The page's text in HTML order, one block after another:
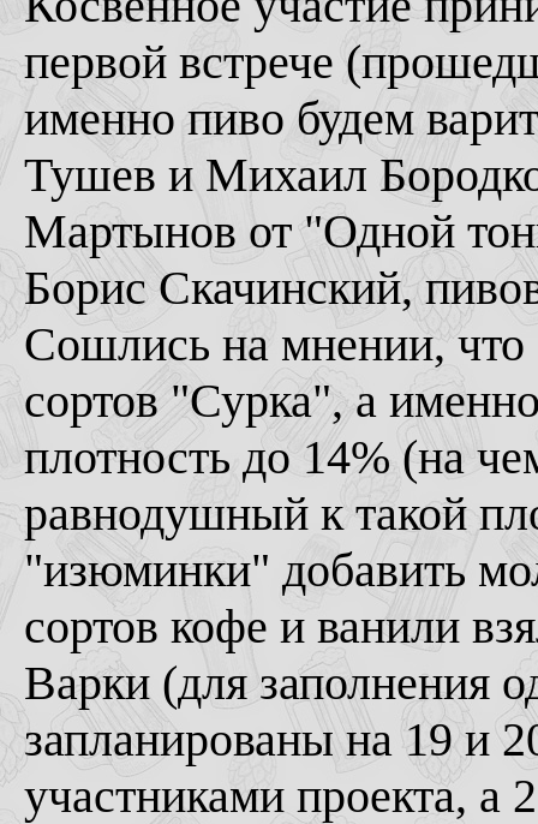
первой встрече
именно пиво будем
Тушев и Михаил
Мартынов от "Одной
Борис Скачинский,
Сошлись на мнении, что
сортов "Сурка", а
плотность до 14% (на
равнодушный к такой
"изюминки" добавить
сортов кофе и ванили
Варки (для заполнения
запланированы на 19 и
участниками проекта, а